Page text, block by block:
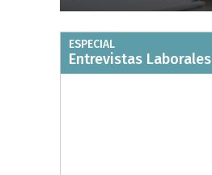
ESPECIAL
Entrevistas Laborales